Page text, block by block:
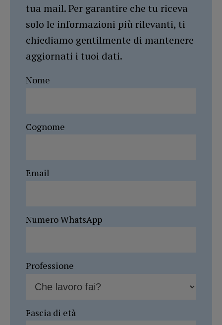
tua mail. Per garantire che tu riceva
solo le informazioni più rilevanti, ti
chiediamo gentilmente di mantenere
aggiornati i tuoi dati.
Nome
Cognome
Email
Numero WhatsApp
Professione
Fascia di età